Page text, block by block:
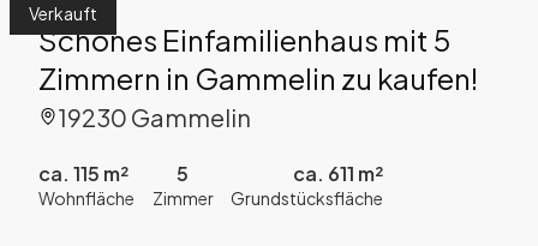
Verkauft
Schönes Einfamilienhaus mit 5
Zimmern in Gammelin zu kaufen!
19230 Gammelin
ca. 115 m²
Wohnfläche
5
Zimmer
ca. 611 m²
Grundstücksfläche